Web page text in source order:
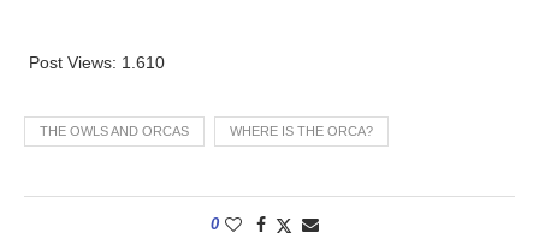
Post Views: 1.610
THE OWLS AND ORCAS WHERE IS THE ORCA?
0